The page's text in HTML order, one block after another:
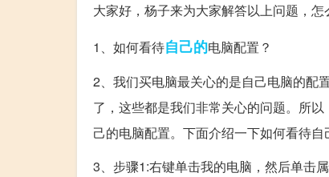
大家好，杨子来为大家解答以上问题，怎
1、如何看待自己的电脑配置？
2、我们买电脑最关心的是自己电脑的配
了，这些都是我们非常关心的问题。所
己的电脑配置。下面介绍一下如何看待自
3、步骤1:右键单击我的电脑，然后单击属